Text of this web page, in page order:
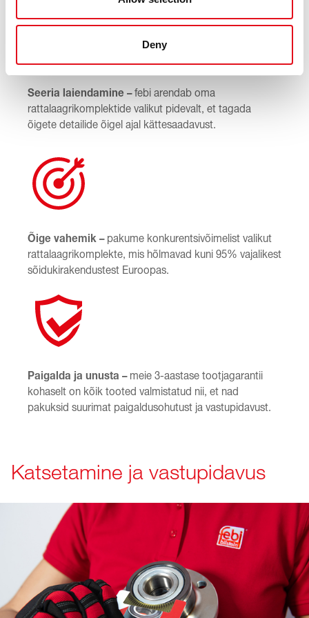
Deny
Seeria laiendamine –febi arendab oma
rattalaagrikomplektide valikut pidevalt, et tagada
õigete detailide õigel ajal kättesaadavust.
Õige vahemik –pakume konkurentsivõimelist valikut
rattalaagrikomplekte, mis hõlmavad kuni 95% vajalikest
sõidukirakendustest Euroopas.
Paigalda ja unusta –meie 3-aastase tootjagarantii
kohaselt on kõik tooted valmistatud nii, et nad
pakuksid suurimat paigaldusohutust ja vastupidavust.
Katsetamine ja vastupidavus